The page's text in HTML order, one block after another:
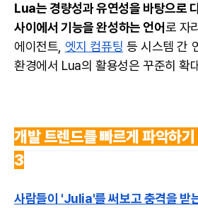
Lua는 경량성과 유연성을 바탕으로
사이에서 기능을 완성하는 언어로 자
에이전트, 엣지 컴퓨팅 등 시스템 간
환경에서 Lua의 활용성은 꾸준히 확
개발 트렌드를 빠르게 파악하
3
사람들이 'Julia'를 써보고 충격을 받